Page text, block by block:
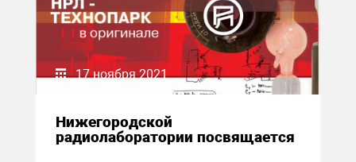
17 ноября 2021
Нижегородской
радиолаборатории посвящается